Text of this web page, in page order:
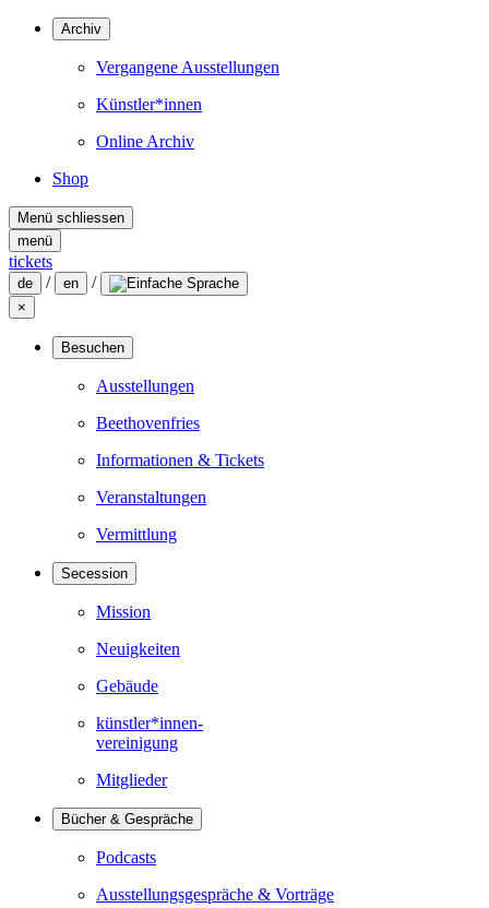
Archiv
Vergangene Ausstellungen
Künstler*innen
Online Archiv
Shop
Menü schliessen
menü
tickets
de / en /
×
Besuchen
Ausstellungen
Beethovenfries
Informationen & Tickets
Veranstaltungen
Vermittlung
Secession
Mission
Neuigkeiten
Gebäude
künstler*innen-
vereinigung
Mitglieder
Bücher & Gespräche
Podcasts
Ausstellungsgespräche & Vorträge